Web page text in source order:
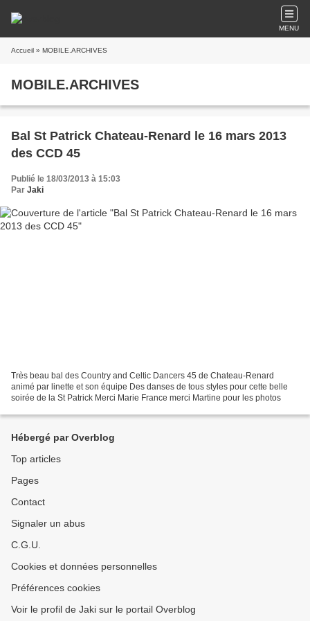
MENU
Accueil » MOBILE.ARCHIVES
MOBILE.ARCHIVES
Bal St Patrick Chateau-Renard le 16 mars 2013
des CCD 45
Publié le 18/03/2013 à 15:03
Par Jaki
Très beau bal des Country and Celtic Dancers 45 de Chateau-Renard
animé par linette et son équipe Des danses de tous styles pour cette belle
soirée de la St Patrick Merci Marie France merci Martine pour les photos
Hébergé par Overblog
Top articles
Pages
Contact
Signaler un abus
C.G.U.
Cookies et données personnelles
Préférences cookies
Voir le profil de Jaki sur le portail Overblog